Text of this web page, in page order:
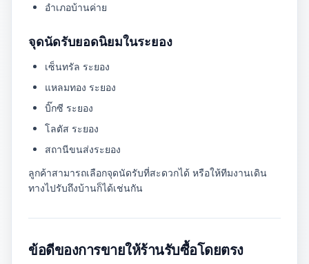
อำเภอบ้านค่าย
จุดนัดรับยอดนิยมในระยอง
เซ็นทรัล ระยอง
แหลมทอง ระยอง
บิ๊กซี ระยอง
โลตัส ระยอง
สถานีขนส่งระยอง
ลูกค้าสามารถเลือกจุดนัดรับที่สะดวกได้ หรือให้ทีมงานเดิน
ทางไปรับถึงบ้านก็ได้เช่นกัน
ข้อดีของการขายให้ร้านรับซื้อโดยตรง